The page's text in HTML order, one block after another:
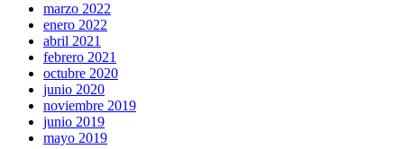
marzo 2022
enero 2022
abril 2021
febrero 2021
octubre 2020
junio 2020
noviembre 2019
junio 2019
mayo 2019